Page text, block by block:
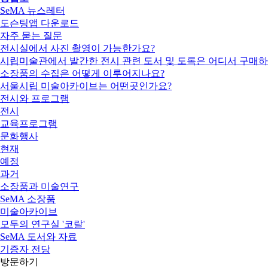
SeMA 뉴스레터
도슨팅앱 다운로드
자주 묻는 질문
전시실에서 사진 촬영이 가능한가요?
시립미술관에서 발간한 전시 관련 도서 및 도록은 어디서 구매
소장품의 수집은 어떻게 이루어지나요?
서울시립 미술아카이브는 어떤곳인가요?
전시와 프로그램
전시
교육프로그램
문화행사
현재
예정
과거
소장품과 미술연구
SeMA 소장품
미술아카이브
모두의 연구실 '코랄'
SeMA 도서와 자료
기증자 전당
방문하기